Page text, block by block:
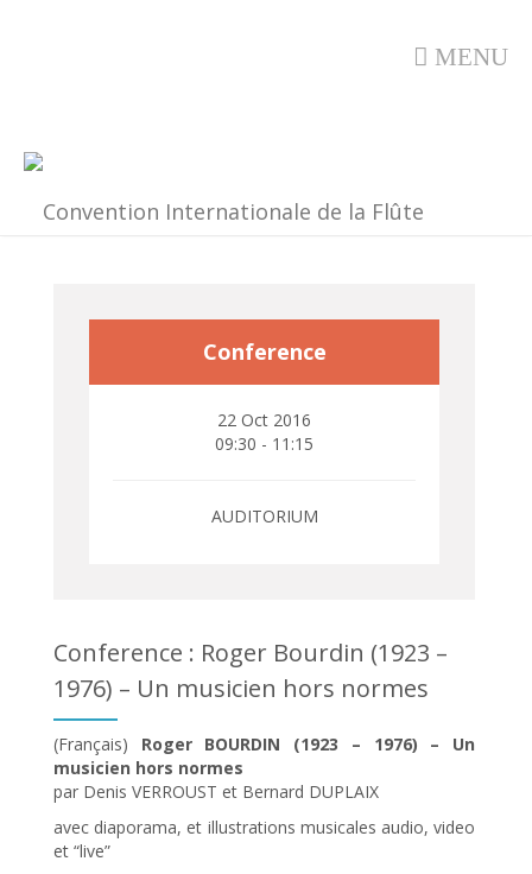
MENU
Conference
22 Oct 2016
09:30 - 11:15
AUDITORIUM
Conference : Roger Bourdin (1923 –
1976) – Un musicien hors normes
(Français) Roger BOURDIN (1923 – 1976) – Un
musicien hors normes
par Denis VERROUST et Bernard DUPLAIX
avec diaporama, et illustrations musicales audio, video
et “live”